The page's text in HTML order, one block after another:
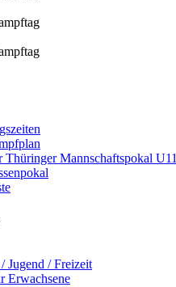
Thüringer Mannschaftspokal U11
Jugend / Freizeit
Erwachsene